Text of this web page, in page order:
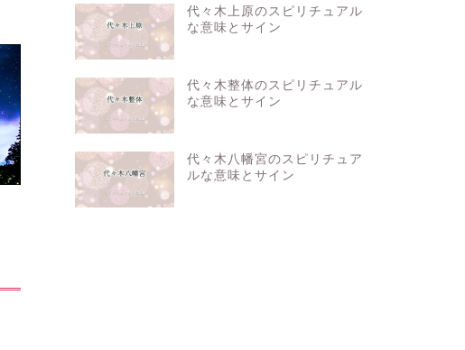
代々木上原のスピリチュアル
な意味とサイン
代々木整体のスピリチュアル
な意味とサイン
代々木八幡宮のスピリチュア
ルな意味とサイン